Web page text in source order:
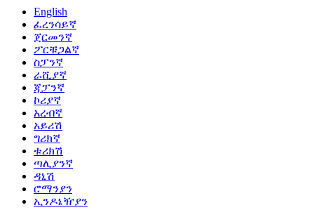
English
ፈረንሳይኛ
ጀርመንኛ
ፖርቹጋልኛ
ስፓንኛ
ራሺያኛ
ጃፓንኛ
ኮሪያኛ
አረብኛ
አይሪሽ
ግሪክኛ
ቱሪክሽ
ጣሊያንኛ
ዳኒሽ
ሮማንያን
ኢንዶኔዥያን